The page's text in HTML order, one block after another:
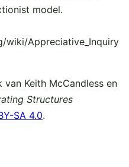
model.
wiki/Appreciative_Inquiry
Keith McCandless en
Structures
SA 4.0.